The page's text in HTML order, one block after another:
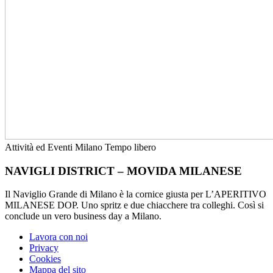
Attività ed Eventi Milano Tempo libero
NAVIGLI DISTRICT – MOVIDA MILANESE
Il Naviglio Grande di Milano è la cornice giusta per L’APERITIVO
MILANESE DOP. Uno spritz e due chiacchere tra colleghi. Così si
conclude un vero business day a Milano.
Lavora con noi
Privacy
Cookies
Mappa del sito